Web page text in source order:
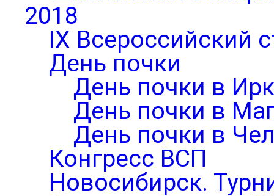
2018
IX Всероссийский
День почки
День почки в
День почки в
День почки в
Конгресс ВСП
Новосибирск.